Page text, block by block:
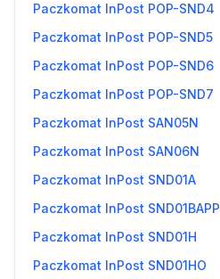
Paczkomat InPost POP-SND4
Paczkomat InPost POP-SND5
Paczkomat InPost POP-SND6
Paczkomat InPost POP-SND7
Paczkomat InPost SAN05N
Paczkomat InPost SAN06N
Paczkomat InPost SND01A
Paczkomat InPost SND01BAPP
Paczkomat InPost SND01H
Paczkomat InPost SND01HO